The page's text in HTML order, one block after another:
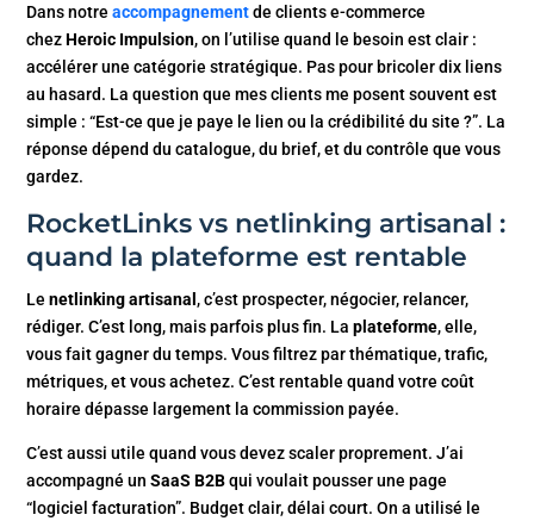
Dans notreaccompagnementde clients e-commerce
chezHeroic Impulsion, on l’utilise quand le besoin est clair :
accélérer une catégorie stratégique. Pas pour bricoler dix liens
au hasard. La question que mes clients me posent souvent est
simple : “Est-ce que je paye le lien ou la crédibilité du site ?”. La
réponse dépend du catalogue, du brief, et du contrôle que vous
gardez.
RocketLinks vs netlinking artisanal :
quand la plateforme est rentable
Lenetlinking artisanal , c’est prospecter, négocier, relancer,
rédiger. C’est long, mais parfois plus fin. Laplateforme, elle,
vous fait gagner du temps. Vous filtrez par thématique, trafic,
métriques, et vous achetez. C’est rentable quand votre coût
horaire dépasse largement la commission payée.
C’est aussi utile quand vous devez scaler proprement. J’ai
accompagné unSaaS B2Bqui voulait pousser une page
“logiciel facturation”. Budget clair, délai court. On a utilisé le